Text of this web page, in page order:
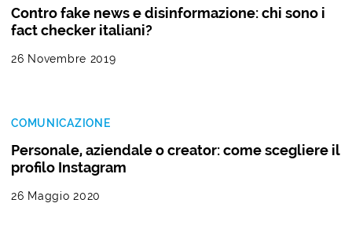
Contro fake news e disinformazione: chi sono i
fact checker italiani?
26 Novembre 2019
COMUNICAZIONE
Personale, aziendale o creator: come scegliere il
profilo Instagram
26 Maggio 2020